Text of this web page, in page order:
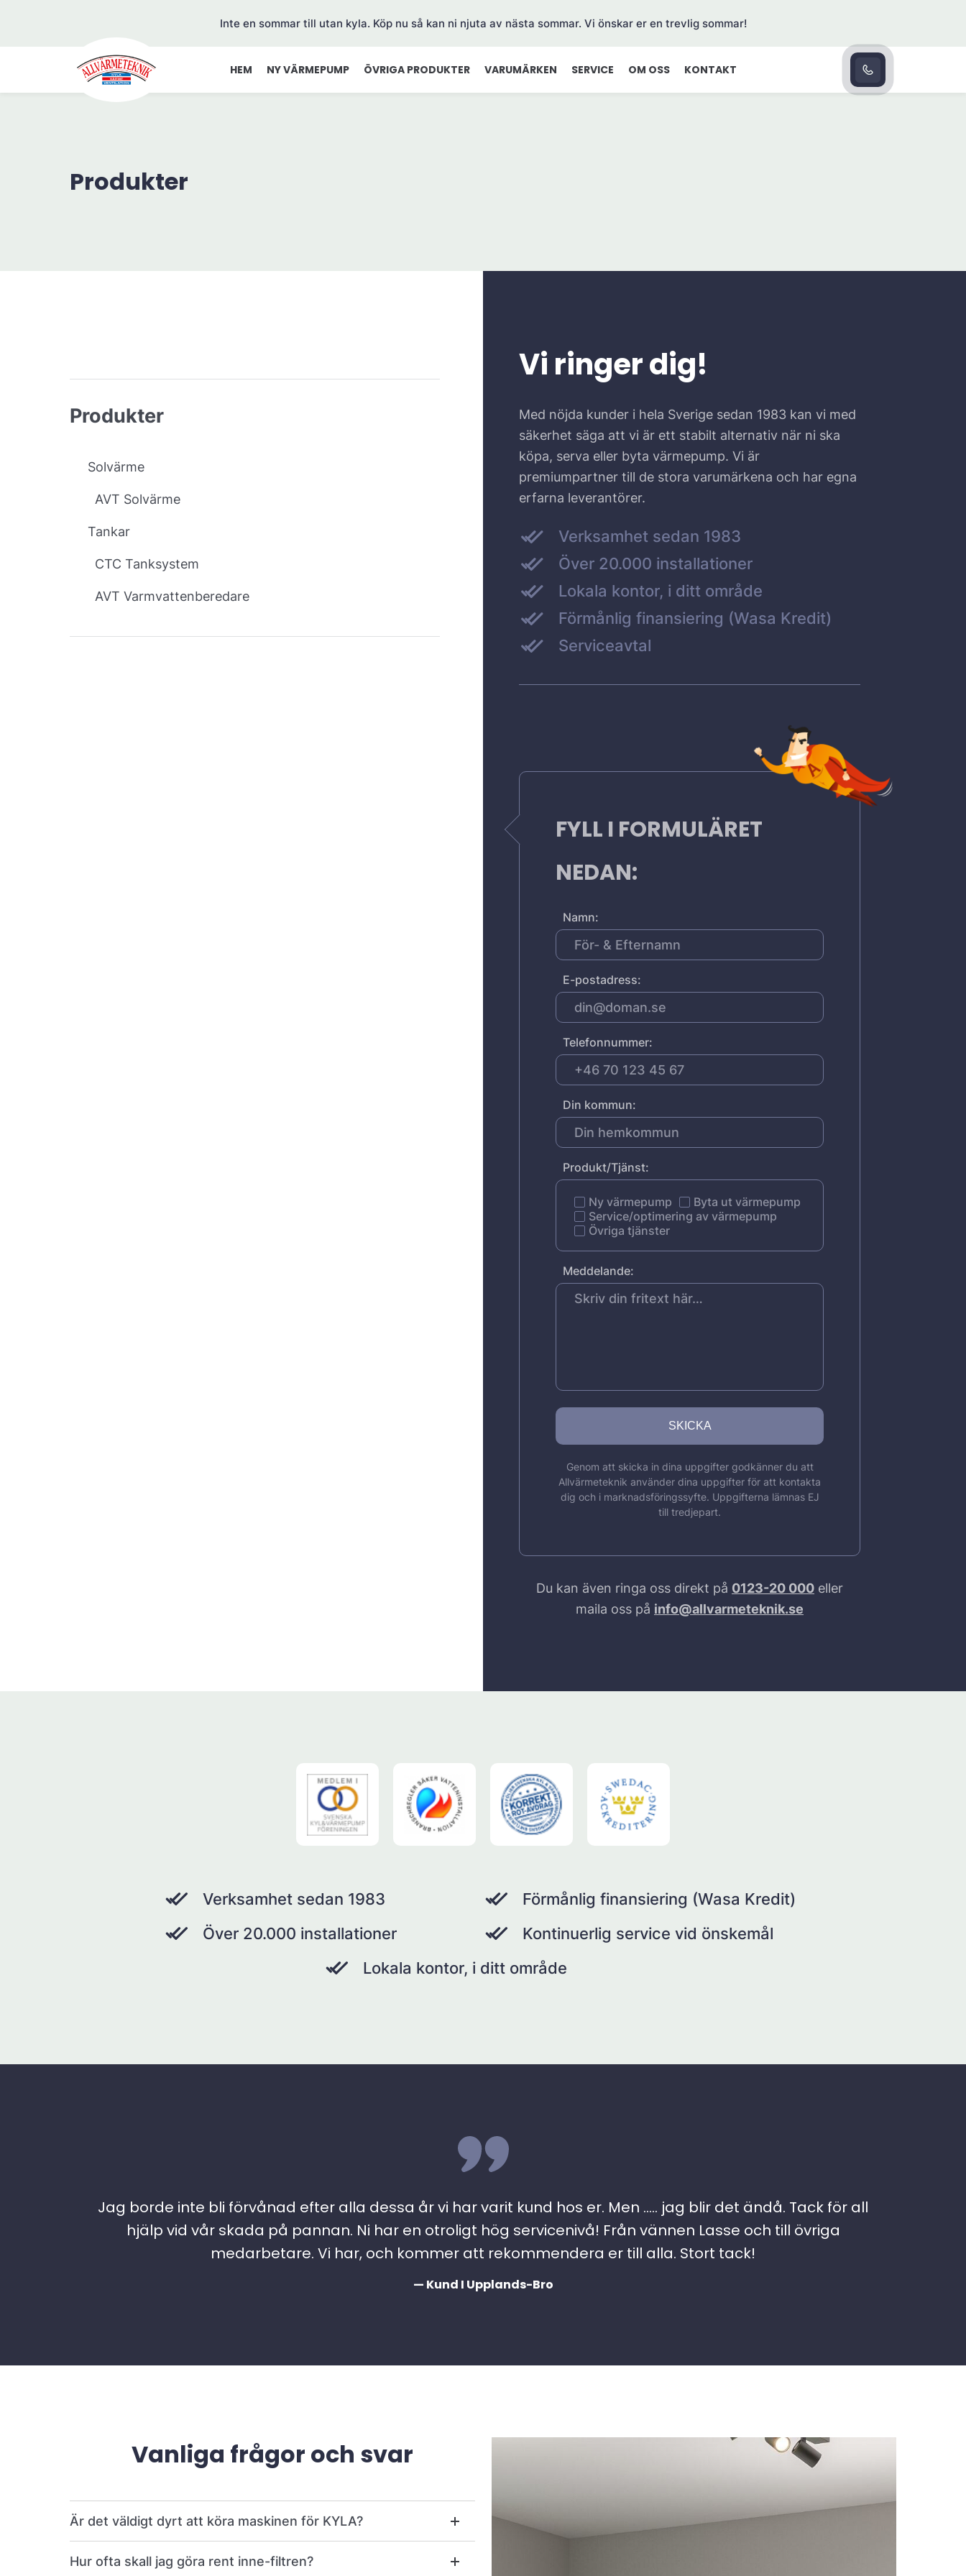
Inte en sommar till utan kyla. Köp nu så kan ni njuta av nästa sommar. Vi önskar er en trevlig sommar!
HEM NY VÄRMEPUMP ÖVRIGA PRODUKTER VARUMÄRKEN SERVICE OM OSS KONTAKT
Produkter
Produkter
Solvärme
AVT Solvärme
Tankar
CTC Tanksystem
AVT Varmvattenberedare
Vi ringer dig!
Med nöjda kunder i hela Sverige sedan 1983 kan vi med
säkerhet säga att vi är ett stabilt alternativ när ni ska
köpa, serva eller byta värmepump. Vi är
premiumpartner till de stora varumärkena och har egna
erfarna leverantörer.
Verksamhet sedan 1983
Över 20.000 installationer
Lokala kontor, i ditt område
Förmånlig finansiering (Wasa Kredit)
Serviceavtal
FYLL I FORMULÄRET
NEDAN:
Namn:
E-postadress:
Telefonnummer:
Din kommun:
Produkt/Tjänst:
Ny värmepump
Byta ut värmepump
Service/optimering av värmepump
Övriga tjänster
Meddelande:
Genom att skicka in dina uppgifter godkänner du att
Allvärmeteknik använder dina uppgifter för att kontakta
dig och i marknadsföringssyfte. Uppgifterna lämnas EJ
till tredjepart.
Du kan även ringa oss direkt på 0123-20 000 eller
maila oss på info@allvarmeteknik.se
Verksamhet sedan 1983
Förmånlig finansiering (Wasa Kredit)
Över 20.000 installationer
Kontinuerlig service vid önskemål
Lokala kontor, i ditt område
Jag borde inte bli förvånad efter alla dessa år vi har varit kund hos er. Men ….. jag blir det ändå. Tack för all
hjälp vid vår skada på pannan. Ni har en otroligt hög servicenivå! Från vännen Lasse och till övriga
medarbetare. Vi har, och kommer att rekommendera er till alla. Stort tack!
— Kund I Upplands-Bro
Vanliga frågor och svar
Är det väldigt dyrt att köra maskinen för KYLA?
Hur ofta skall jag göra rent inne-filtren?